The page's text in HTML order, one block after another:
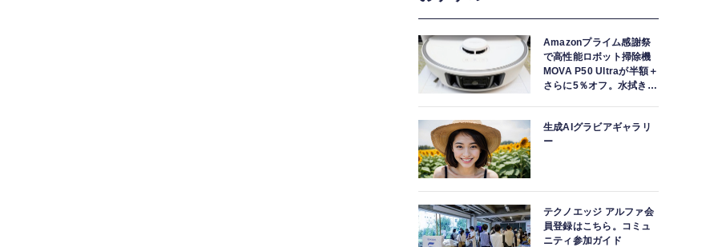
Amazonプライム感謝祭
で高性能ロボット掃除機
MOVA P50 Ultraが半額＋
さらに5％オフ。水拭きモ
生成AIグラビアギャラリ
ー
テクノエッジ アルファ会
員登録はこちら。コミュ
ニティ参加ガイド